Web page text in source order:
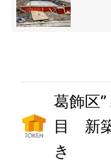
葛飾区
目 新
き